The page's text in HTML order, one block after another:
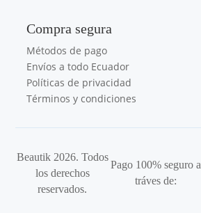
Compra segura
Métodos de pago
Envíos a todo Ecuador
Políticas de privacidad
Términos y condiciones
Beautik 2026. Todos
los derechos
reservados.
Pago 100% seguro a
tráves de: